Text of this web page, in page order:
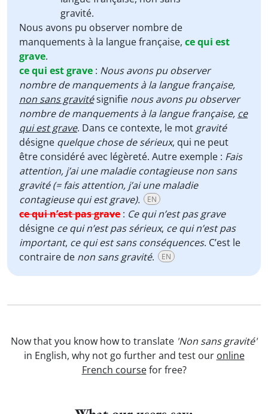
gravité.
Nous avons pu observer nombre de
manquements à la langue française, ce qui est
grave.
ce qui est grave : Nous avons pu observer
nombre de manquements à la langue française,
non sans gravitésignifie nous avons pu observer
nombre de manquements à la langue française, ce
qui est grave. Dans ce contexte, le mot gravité
désigne quelque chose de sérieux, qui ne peut
être considéré avec légèreté. Autre exemple : Fais
attention, j’ai une maladie contagieuse non sans
gravité (= fais attention, j’ai une maladie
contagieuse qui est grave).
EN
ce qui n’est pas grave : Ce qui n’est pas grave
désigne ce qui n’est pas sérieux, ce qui n’est pas
important, ce qui est sans conséquences. C’est le
contraire de non sans gravité. EN
Now that you know how to translate 'Non sans gravité'
in English, why not go further and test our online
French coursefor free?